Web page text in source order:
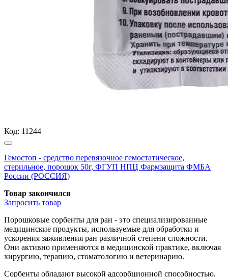
Код: 11244
Гемостоп - средство перевязочное гемостатическое,
стерильное, порошок 50г, ФГУП НПЦ Фармзащита ФМБА
России (РОССИЯ)
Товар закончился
Запросить товар
Порошковые сорбенты для ран - это специализированные
медицинские продукты, используемые для обработки и
ускорения заживления ран различной степени сложности.
Они активно применяются в медицинской практике, включая
хирургию, терапию, стоматологию и ветеринарию.
Сорбенты обладают высокой адсорбционной способностью,